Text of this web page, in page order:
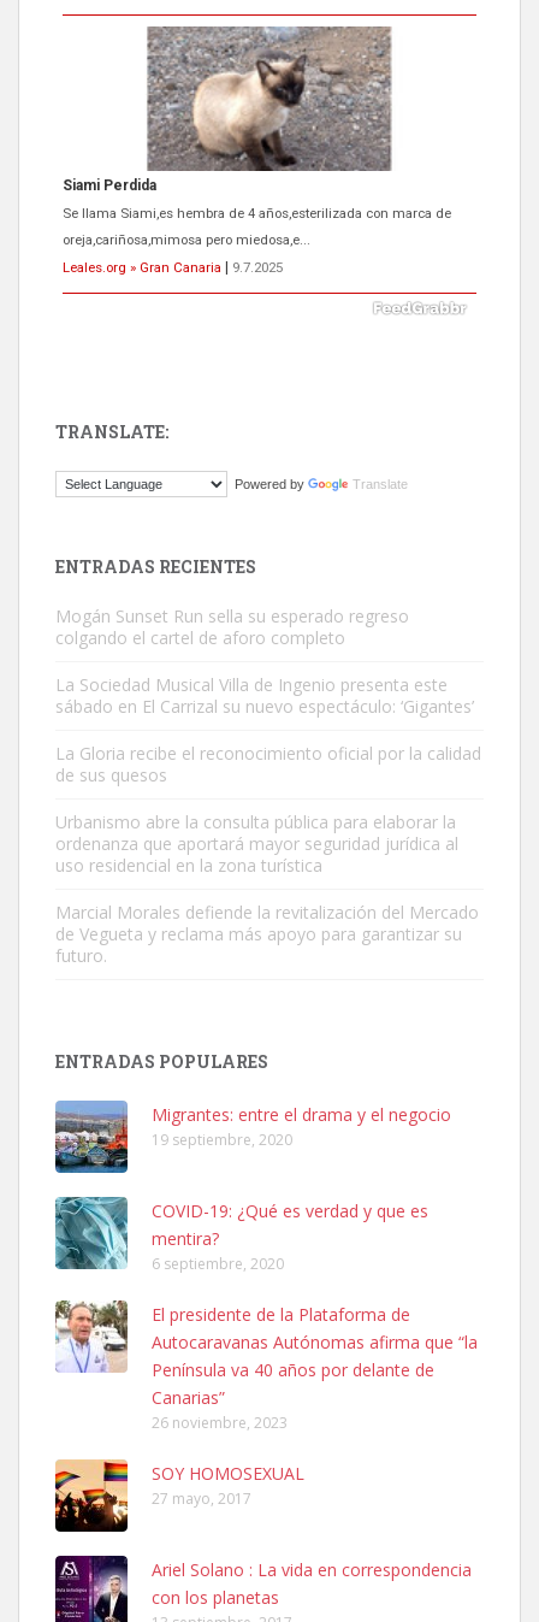
Siami Perdida
Se llama Siami,es hembra de 4 años,esterilizada con marca de
oreja,cariñosa,mimosa pero miedosa,e...
Leales.org » Gran Canaria
9.7.2025
El ayuntamiento se va a llevar a Los Gatos callejeros de la zona los
Este gato macho ha aparecido en la calle hace menos de un mes,
Leales.org » Gran Canaria | 9.7.2025
Leales.org » Gran Canaria
SHIBA PERDIDO AVDA JOSE MESA Y LOPEZ
PERRO MACHO RAZA SHIBA CON MICROCHIP PERDIDO HOY
06/07/2025 ZONA MESA Y LOPEZ. ES MUY ASUSTADIZO
Leales.org » Gran Canaria
6.7.2025
Ninfa perdida
El día 5 se los perdió una ninfa papillera, asustada tiene miedo a la
TRANSLATE:
Powered by Translate
ENTRADAS RECIENTES
Mogán Sunset Run sella su esperado regreso
colgando el cartel de aforo completo
La Sociedad Musical Villa de Ingenio presenta este
sábado en El Carrizal su nuevo espectáculo: ‘Gigantes’
La Gloria recibe el reconocimiento oficial por la calidad
de sus quesos
Urbanismo abre la consulta pública para elaborar la
ordenanza que aportará mayor seguridad jurídica al
uso residencial en la zona turística
Marcial Morales defiende la revitalización del Mercado
de Vegueta y reclama más apoyo para garantizar su
futuro.
ENTRADAS POPULARES
Migrantes: entre el drama y el negocio
19 septiembre, 2020
COVID-19: ¿Qué es verdad y que es
mentira?
6 septiembre, 2020
El presidente de la Plataforma de
Autocaravanas Autónomas afirma que “la
Península va 40 años por delante de
Canarias”
26 noviembre, 2023
SOY HOMOSEXUAL
27 mayo, 2017
Ariel Solano : La vida en correspondencia
con los planetas